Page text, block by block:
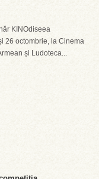
KINOdiseea
26 octombrie, la Cinema
și Ludoteca...